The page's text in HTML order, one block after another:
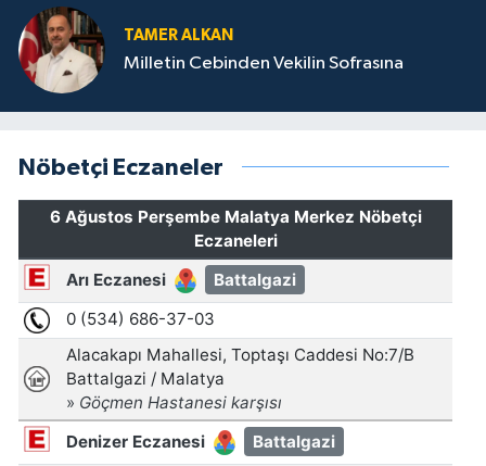
TAMER ALKAN
Milletin Cebinden Vekilin Sofrasına
Nöbetçi Eczaneler